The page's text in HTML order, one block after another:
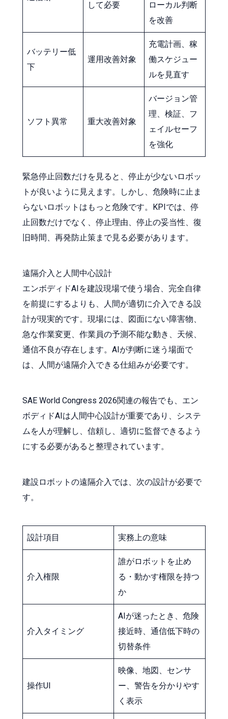
して必要
ローカル判断
を改善
バッテリー低
下
運用改善対象
充電計画、稼
働スケジュー
ルを見直す
ソフト異常 重大改善対象
バージョン管
理、検証、フ
ェイルセーフ
を強化
緊急停止回数だけを見ると、停止が少ないロボッ
トが良いように見えます。しかし、危険時に止ま
らないロボットはもっと危険です。KPIでは、停
止回数だけでなく、停止理由、停止の妥当性、復
旧時間、再発防止策まで見る必要があります。
遠隔介入と人間中心設計
エンボディドAIを建設現場で使う場合、完全自律
を前提にするよりも、人間が適切に介入できる設
計が現実的です。現場には、図面にない障害物、
急な作業変更、作業員の予測不能な動き、天候、
通信不良が存在します。AIが判断に迷う場面で
は、人間が遠隔介入できる仕組みが必要です。
SAE World Congress 2026関連の報告でも、エン
ボディドAIは人間中心設計が重要であり、システ
ムを人が理解し、信頼し、適切に監督できるよう
にする必要があると整理されています。
建設ロボットの遠隔介入では、次の設計が必要で
す。
設計項目 実務上の意味
介入権限
誰がロボットを止め
る・動かす権限を持つ
か
介入タイミング
AIが迷ったとき、危険
接近時、通信低下時の
切替条件
操作UI
映像、地図、センサ
ー、警告を分かりやす
く表示